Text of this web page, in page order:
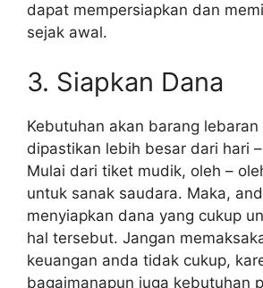
dapat mempersiapkan dan
sejak awal.
3. Siapkan Dana
Kebutuhan akan barang
dipastikan lebih besar dari hari
Mulai dari tiket mudik, oleh –
untuk sanak saudara. Maka,
menyiapkan dana yang cukup
hal tersebut. Jangan
keuangan anda tidak cukup,
bagaimanapun juga kebutuhan